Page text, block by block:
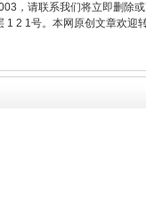
，请联系我们将立即删除
2 1号。本网原创文章欢迎
新中国诞生